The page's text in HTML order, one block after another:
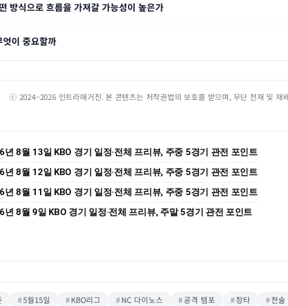
방식으로 흐름을 가져갈 가능성이 높은가
엇이 중요할까
ⓒ 2024–2026 인트라매거진. 본 콘텐츠는 저작권법의 보호를 받으며, 무단 전재 및 재
년 8월 13일 KBO 경기 일정·전체 프리뷰, 주중 5경기 관전 포인트
년 8월 12일 KBO 경기 일정·전체 프리뷰, 주중 5경기 관전 포인트
년 8월 11일 KBO 경기 일정·전체 프리뷰, 주중 5경기 관전 포인트
년 8월 9일 KBO 경기 일정·전체 프리뷰, 주말 5경기 관전 포인트
5월15일 KBO리그 NC 다이노스 공격 템포 장타
전술